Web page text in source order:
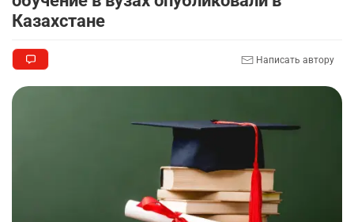
Казахстане
Написать автору